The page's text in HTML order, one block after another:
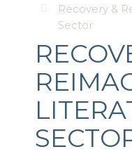
Recovery &
Sector